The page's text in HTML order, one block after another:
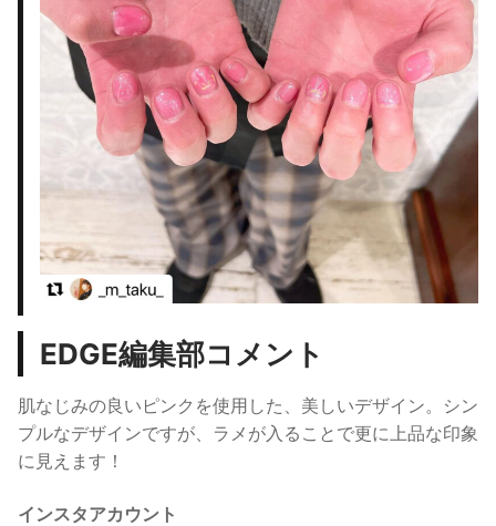
EDGE編集部コメント
肌なじみの良いピンクを使用した、美しいデザイン。 シン
プルなデザインですが、ラメが入ることで更に上品な印象
に見えます！
インスタアカウント